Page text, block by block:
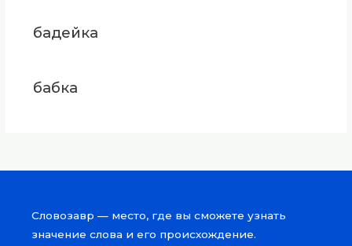
бадейка
бабка
Словозавр — место, где вы сможете узнать
значение слова и его происхождение.